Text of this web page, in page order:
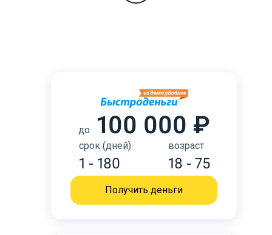
до 100 000 ₽
срок (дней)
1 - 180
возраст
18 - 75
Получить деньги